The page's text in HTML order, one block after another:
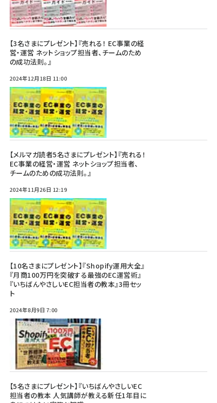
【3名さまにプレゼント】『売れる！ EC事業の経
営・運営 ネットショップ担当者、チームのため
の成功法則。』
2024年12月18日 11:00
【メルマガ読者5名さまにプレゼント】『売れる！
EC事業の経営・運営 ネットショップ担当者、
チームのための成功法則。』
2024年11月26日 12:19
【10名さまにプレゼント】『Shopify運用大全』
『月商100万円を突破する最強のEC運営術』
『いちばんやさしいEC担当者の教本』3冊セッ
ト
2024年8月9日 7:00
【5名さまにプレゼント】『いちばんやさしいEC
担当者の教本 人気講師が教える新任1年目に